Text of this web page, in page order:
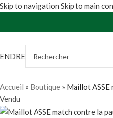
Skip to navigation Skip to main
Accueil » Boutique » Maillot ASSE
Vendu